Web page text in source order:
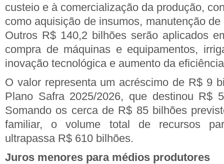
custeio e à comercialização da produção,
como aquisição de insumos, manutenção
Outros R$ 140,2 bilhões serão aplicados
compra de máquinas e equipamentos,
inovação tecnológica e aumento da
O valor representa um acréscimo de R$ 9
Plano Safra 2025/2026, que destinou R$
Somando os cerca de R$ 85 bilhões
familiar, o volume total de recursos
ultrapassa R$ 610 bilhões.
Juros menores para médios produtores